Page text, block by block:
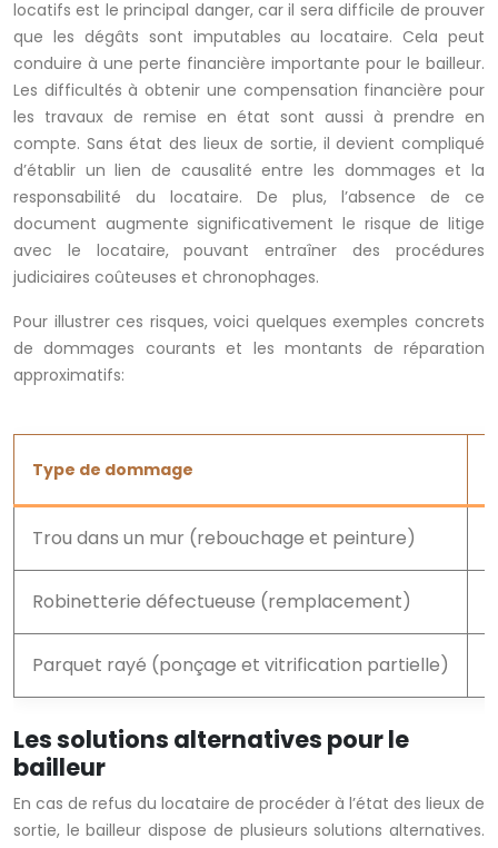
locatifs est le principal danger, car il sera difficile de prouver
que les dégâts sont imputables au locataire. Cela peut
conduire à une perte financière importante pour le bailleur.
Les difficultés à obtenir une compensation financière pour
les travaux de remise en état sont aussi à prendre en
compte. Sans état des lieux de sortie, il devient compliqué
d’établir un lien de causalité entre les dommages et la
responsabilité du locataire. De plus, l’absence de ce
document augmente significativement le risque de litige
avec le locataire, pouvant entraîner des procédures
judiciaires coûteuses et chronophages.
Pour illustrer ces risques, voici quelques exemples concrets
de dommages courants et les montants de réparation
approximatifs:
Type de dommage
Trou dans un mur (rebouchage et peinture)
Robinetterie défectueuse (remplacement)
Parquet rayé (ponçage et vitrification partielle)
Les solutions alternatives pour le
bailleur
En cas de refus du locataire de procéder à l’état des lieux de
sortie, le bailleur dispose de plusieurs solutions alternatives.